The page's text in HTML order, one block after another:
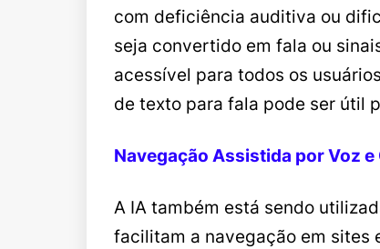
com deficiência auditiva ou
seja convertido em fala ou
acessível para todos os
de texto para fala pode ser útil
Navegação Assistida por Voz
A IA também está sendo
facilitam a navegação em sites